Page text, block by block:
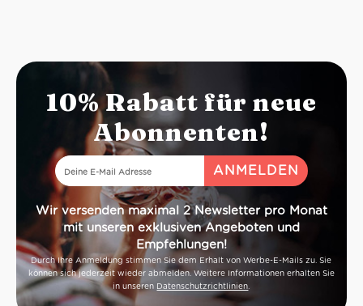
10% Rabatt für neue
Abonnenten!
Wir versenden maximal 2 Newsletter pro Monat
mit unseren exklusiven Angeboten und
Empfehlungen!
Durch Ihre Anmeldung stimmen Sie dem Erhalt von Werbe-E-Mails zu. Sie
können sich jederzeit wieder abmelden. Weitere Informationen erhalten Sie
in unseren Datenschutzrichtlinien